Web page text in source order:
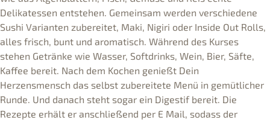
Delikatessen entstehen. Gemeinsam werden verschiedene
Sushi Varianten zubereitet, Maki, Nigiri oder Inside Out Rolls,
alles frisch, bunt und aromatisch. Während des Kurses
stehen Getränke wie Wasser, Softdrinks, Wein, Bier, Säfte,
Kaffee bereit. Nach dem Kochen genießt Dein
Herzensmensch das selbst zubereitete Menü in gemütlicher
Runde. Und danach steht sogar ein Digestif bereit. Die
Rezepte erhält er anschließend per E Mail, sodass der